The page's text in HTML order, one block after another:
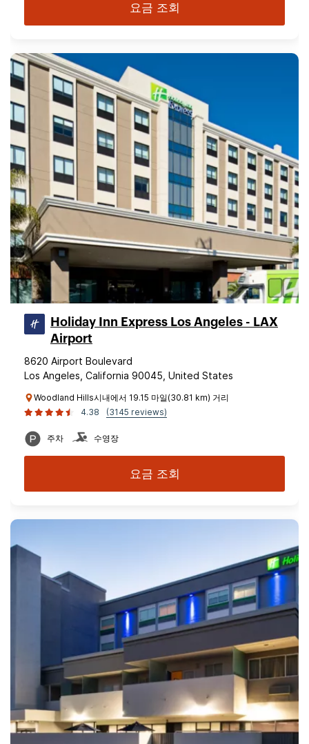
요금 조회
Holiday Inn Express Los Angeles - LAX
Airport
8620 Airport Boulevard
Los Angeles, California 90045, United States
Woodland Hills시내에서 19.15 마일(30.81 km) 거리
4.38
(3145 reviews)
주차 수영장
요금 조회